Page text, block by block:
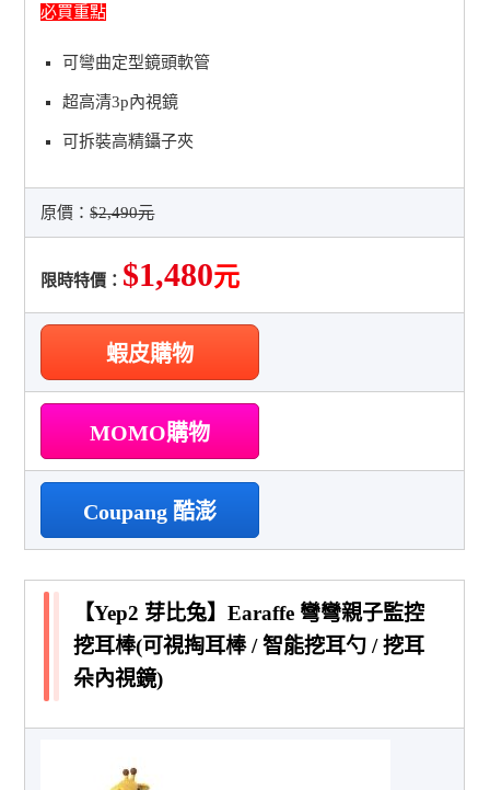
必買重點
可彎曲定型鏡頭軟管
超高清3p內視鏡
可拆裝高精鑷子夾
原價：$2,490元
限時特價： $1,480元
蝦皮購物
MOMO購物
Coupang 酷澎
【Yep2 芽比兔】Earaffe 彎彎親子監控
挖耳棒(可視掏耳棒 / 智能挖耳勺 / 挖耳
朵內視鏡)